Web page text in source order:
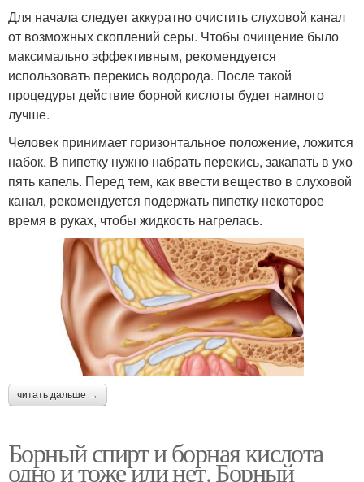
Для начала следует аккуратно очистить слуховой канал
от возможных скоплений серы. Чтобы очищение было
максимально эффективным, рекомендуется
использовать перекись водорода. После такой
процедуры действие борной кислоты будет намного
лучше.
Человек принимает горизонтальное положение, ложится
набок. В пипетку нужно набрать перекись, закапать в ухо
пять капель. Перед тем, как ввести вещество в слуховой
канал, рекомендуется подержать пипетку некоторое
время в руках, чтобы жидкость нагрелась.
читать дальше →
Борный спирт и борная кислота
одно и тоже или нет. Борный